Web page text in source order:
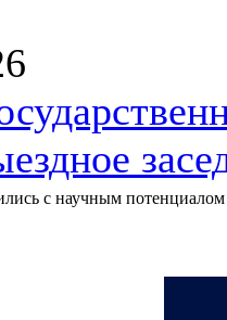
с научным